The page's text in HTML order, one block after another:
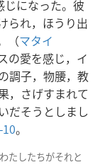
になった。彼
られ，ほうり出
（マタイ
の愛を感じ，イ
調子，物腰，教
，さげすまれて
だそうとしまし
。
たしたちがそれと